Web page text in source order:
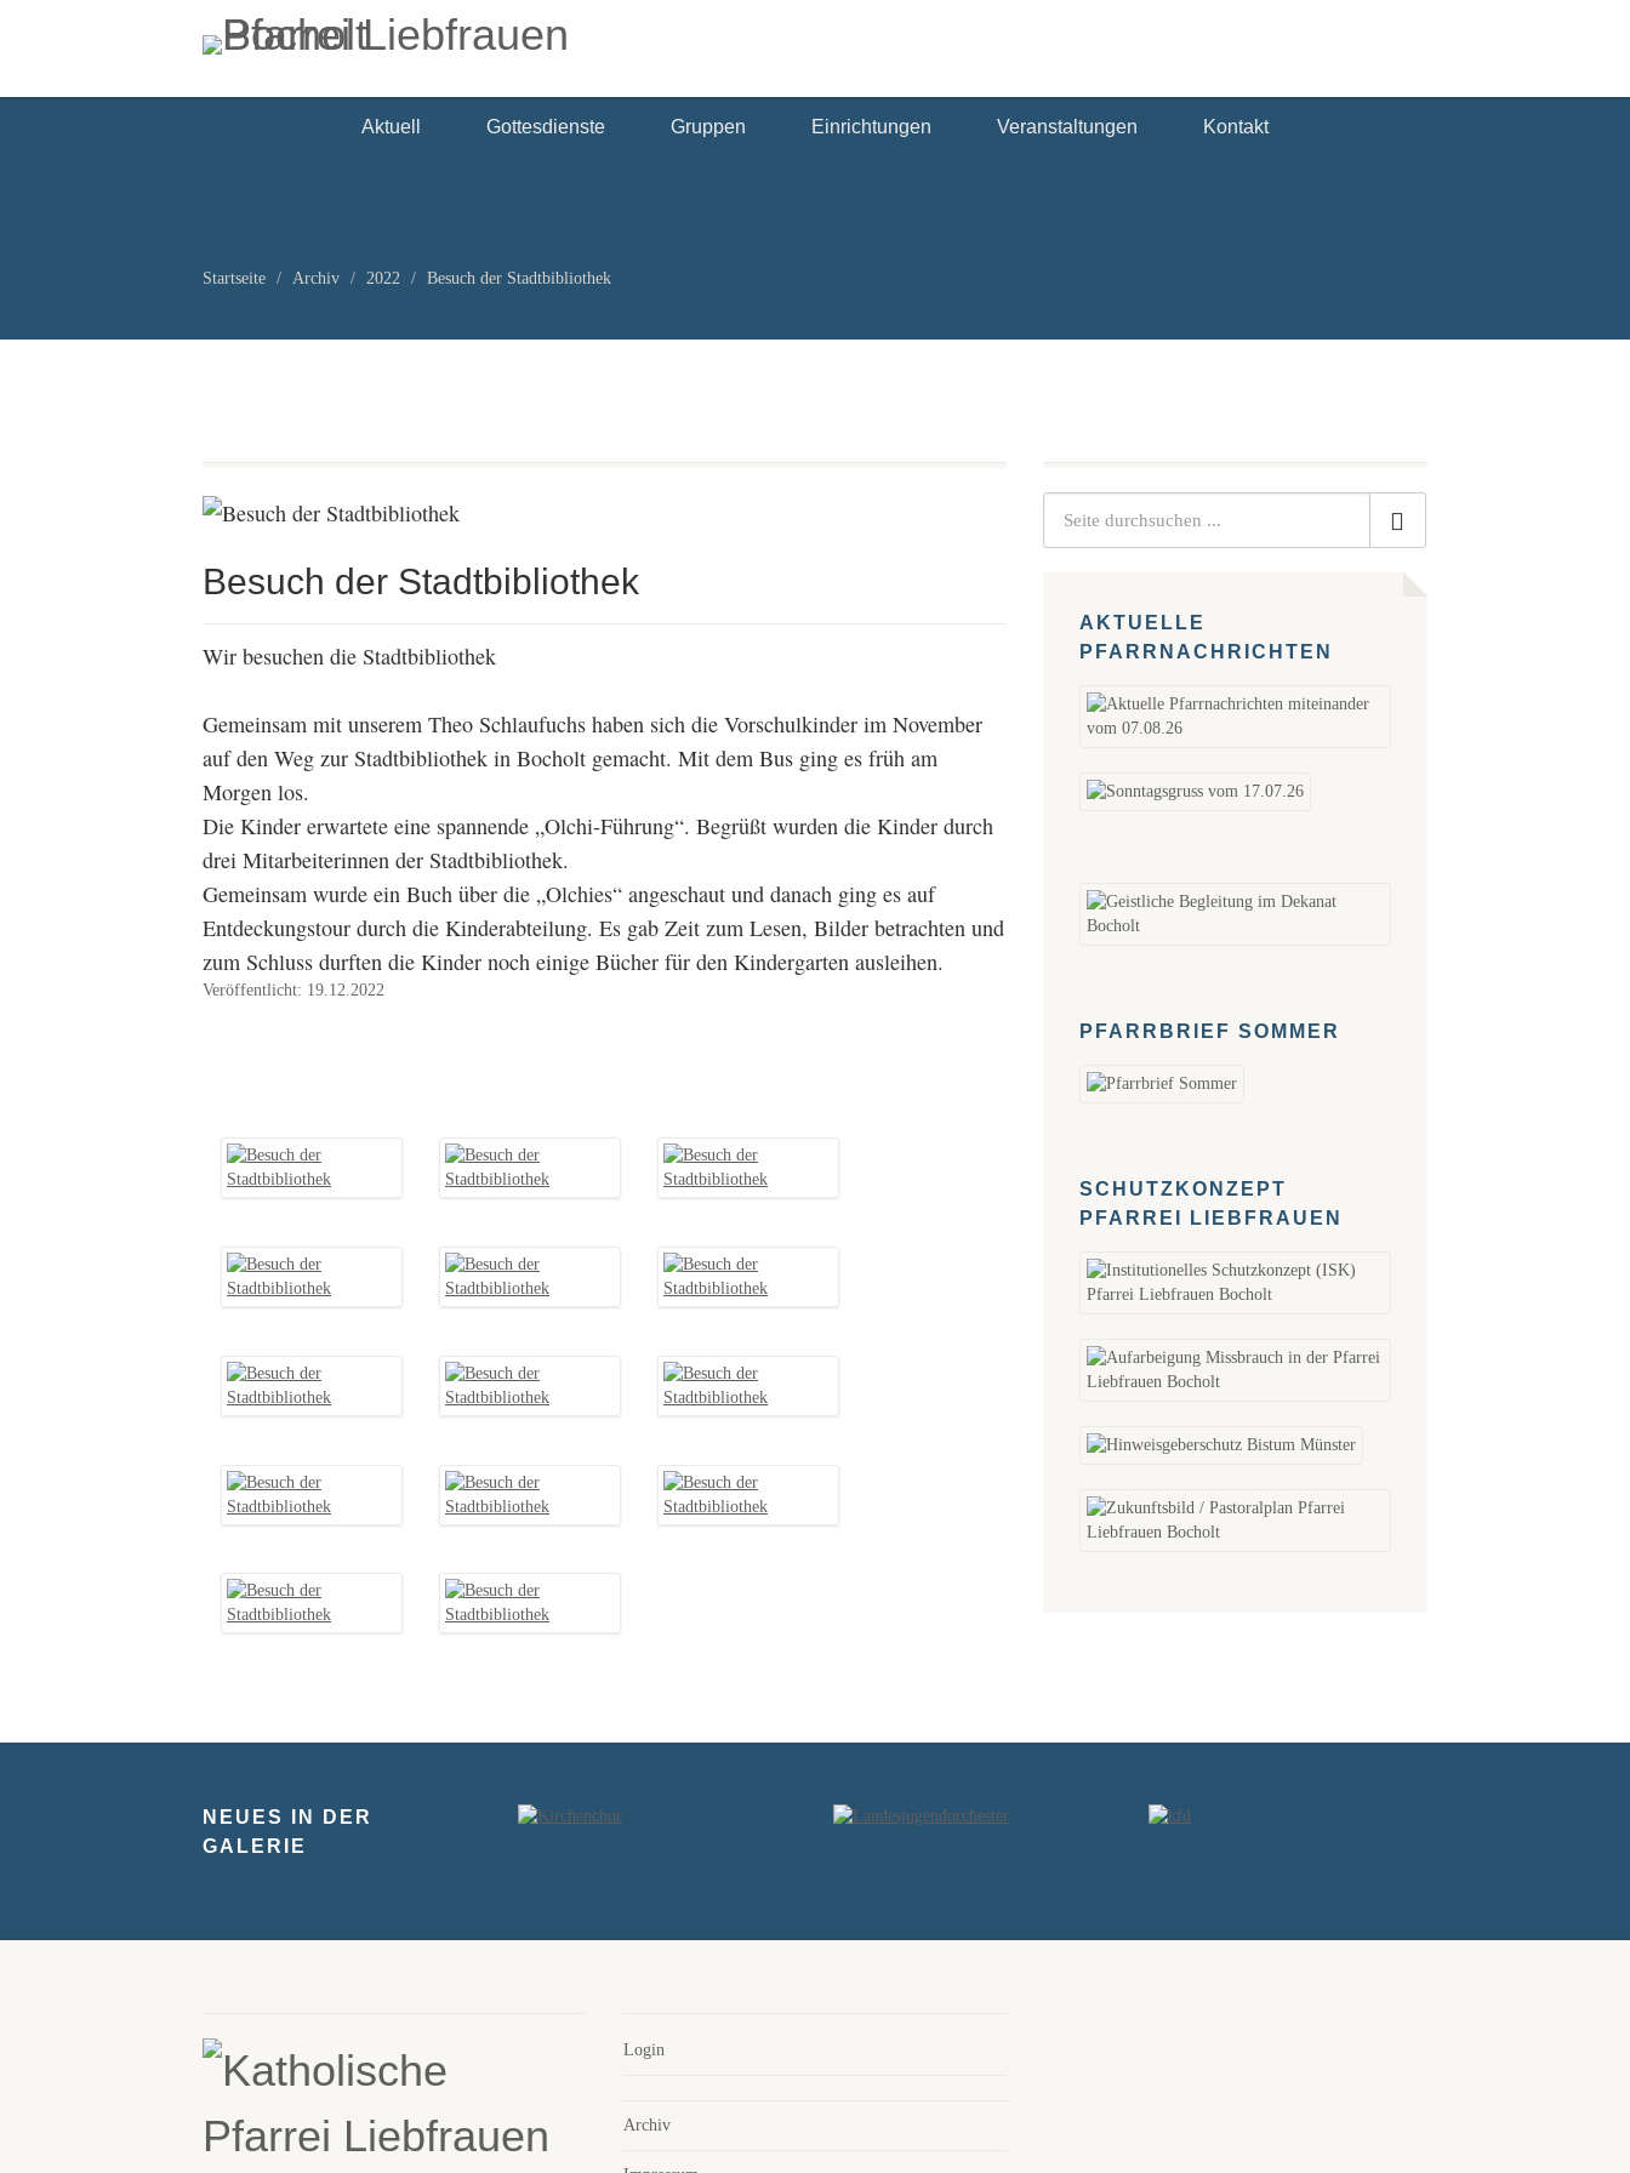
Aktuell Gottesdienste Gruppen Einrichtungen Veranstaltungen Kontakt
Startseite Archiv 2022 Besuch der Stadtbibliothek
Besuch der Stadtbibliothek
Wir besuchen die Stadtbibliothek
Gemeinsam mit unserem Theo Schlaufuchs haben sich die Vorschulkinder im November
auf den Weg zur Stadtbibliothek in Bocholt gemacht. Mit dem Bus ging es früh am
Morgen los.
Die Kinder erwartete eine spannende „Olchi-Führung“. Begrüßt wurden die Kinder durch
drei Mitarbeiterinnen der Stadtbibliothek.
Gemeinsam wurde ein Buch über die „Olchies“ angeschaut und danach ging es auf
Entdeckungstour durch die Kinderabteilung. Es gab Zeit zum Lesen, Bilder betrachten und
zum Schluss durften die Kinder noch einige Bücher für den Kindergarten ausleihen.
Veröffentlicht: 19.12.2022
AKTUELLE
PFARRNACHRICHTEN
PFARRBRIEF SOMMER
SCHUTZKONZEPT
PFARREI LIEBFRAUEN
NEUES IN DER
GALERIE
Login
Archiv